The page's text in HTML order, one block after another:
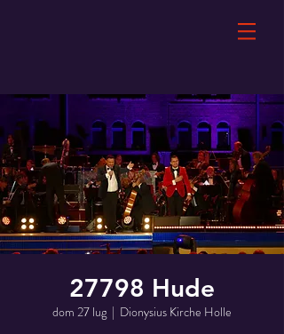
27798 Hude
dom 27 lug
  |
Dionysius Kirche Holle